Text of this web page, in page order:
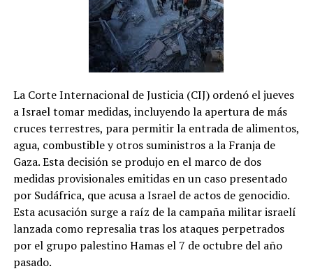
La Corte Internacional de Justicia (CIJ) ordenó el jueves
a Israel tomar medidas, incluyendo la apertura de más
cruces terrestres, para permitir la entrada de alimentos,
agua, combustible y otros suministros a la Franja de
Gaza. Esta decisión se produjo en el marco de dos
medidas provisionales emitidas en un caso presentado
por Sudáfrica, que acusa a Israel de actos de genocidio.
Esta acusación surge a raíz de la campaña militar israelí
lanzada como represalia tras los ataques perpetrados
por el grupo palestino Hamas el 7 de octubre del año
pasado.